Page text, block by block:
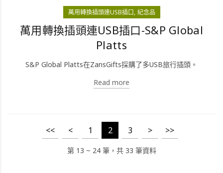
萬用轉換插頭連USB插口 紀念品
萬用轉換插頭連USB插口-S&P Global
Platts
S&P Global Platts在ZansGifts採購了多USB旅行插頭。
Read more
<< < 1 2 3 > >>
第 13 ~ 24 筆，共 33 筆資料